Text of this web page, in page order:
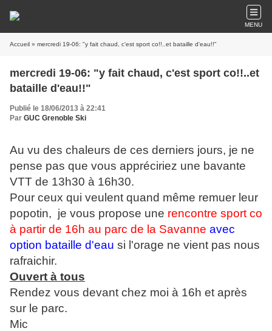
MENU
Accueil » mercredi 19-06: "y fait chaud, c'est sport co!!..et bataille d'eau!!"
mercredi 19-06: "y fait chaud, c'est sport co!!..et
bataille d'eau!!"
Publié le 18/06/2013 à 22:41
Par GUC Grenoble Ski
Au vu des chaleurs de ces derniers jours, je ne
pense pas que vous appréciriez une bavante
VTT de 13h30 à 16h30.
Pour ceux qui veulent quand même remuer leur
popotin, je vous propose une rencontre sport co
à partir de 16h au parc de la Savanne avec
option bataille d'eau si l'orage ne vient pas nous
rafraichir.
Ouvert à tous
Rendez vous devant chez moi à 16h et après
sur le parc.
Mic